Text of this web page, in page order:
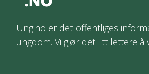
Ung.no er det offentliges
ungdom. Vi gjør det litt lettere å